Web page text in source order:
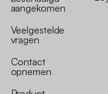
aangekomen
Veelgestelde
vragen
Contact
opnemen